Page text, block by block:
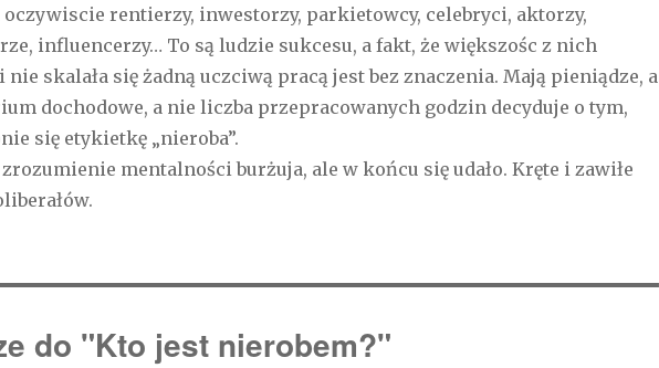
rentierzy, inwestorzy, parkietowcy, celebryci, aktorzy,
influencerzy… To są ludzie sukcesu, a fakt, że większośc z nich
skalała się żadną uczciwą pracą jest bez znaczenia. Mają pieniądze, a
dochodowe, a nie liczba przepracowanych godzin decyduje o tym,
się etykietkę „nieroba”.
mentalności burżuja, ale w końcu się udało. Kręte i zawiłe
do "Kto jest nierobem?"